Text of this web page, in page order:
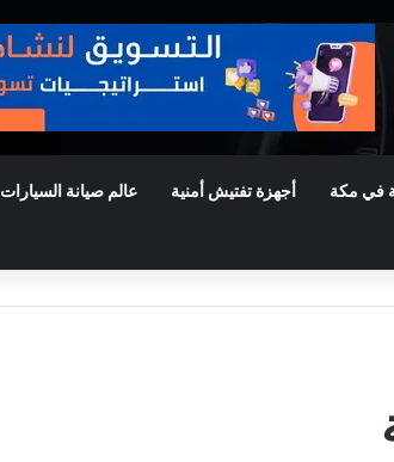
في مكة أجهزة تفتيش أمنية عالم صيانة السيارات